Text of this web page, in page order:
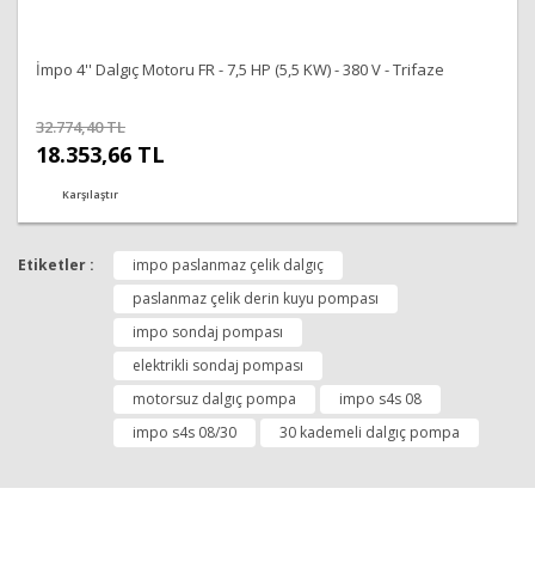
İmpo 4'' Dalgıç Motoru FR - 7,5 HP (5,5 KW) - 380 V - Trifaze
32.774,40 TL
18.353,66 TL
Karşılaştır
Etiketler :
impo paslanmaz çelik dalgıç
paslanmaz çelik derin kuyu pompası
impo sondaj pompası
elektrikli sondaj pompası
motorsuz dalgıç pompa
impo s4s 08
impo s4s 08/30
30 kademeli dalgıç pompa